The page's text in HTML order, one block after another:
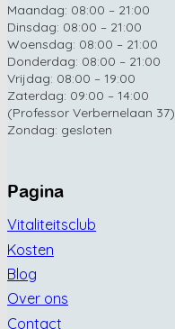
Maandag: 08:00 – 21:00
Dinsdag: 08:00 – 21:00
Woensdag: 08:00 – 21:00
Donderdag: 08:00 – 21:00
Vrijdag: 08:00 – 19:00
Zaterdag: 09:00 – 14:00
(Professor Verbernelaan 37)
Zondag: gesloten
Pagina
Vitaliteitsclub
Kosten
Blog
Over ons
Contact